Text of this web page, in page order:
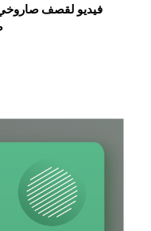
فيديو لقصف